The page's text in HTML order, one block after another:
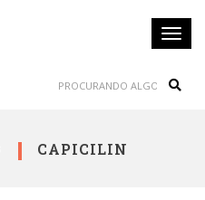
CAPICILIN